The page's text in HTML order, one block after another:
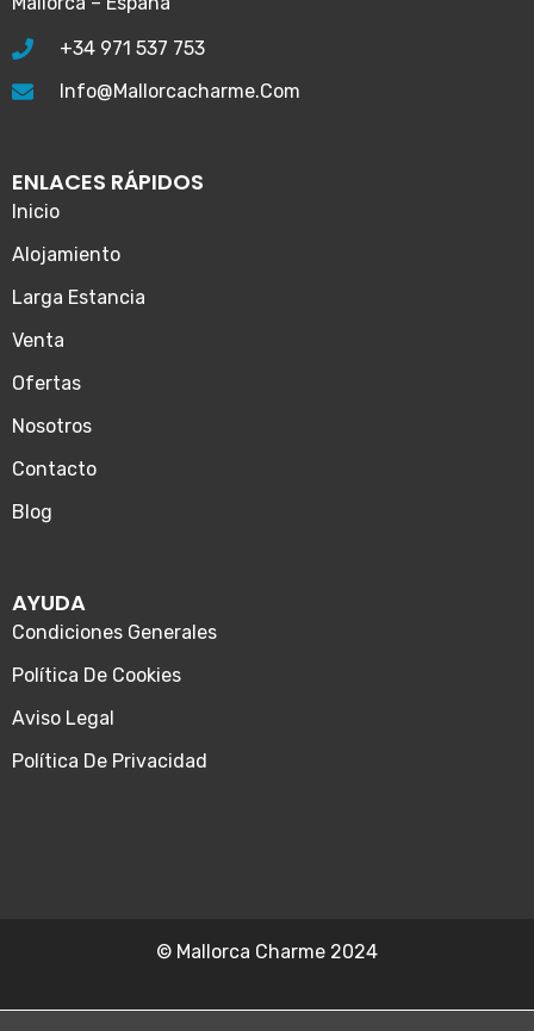
+34 971 537 753
Info@mallorcacharme.com
ENLACES RÁPIDOS
Inicio
Alojamiento
Larga Estancia
Venta
Ofertas
Nosotros
Contacto
Blog
AYUDA
Condiciones Generales
Política De Cookies
Aviso Legal
Política De Privacidad
© Mallorca Charme 2024